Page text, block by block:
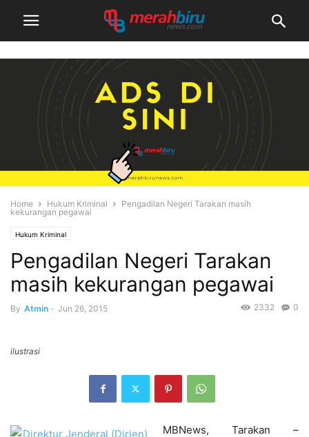
Home Hukum Kriminal
Pengadilan Negeri Tarakan masih
kekurangan pegawai
Hukum Kriminal
Pengadilan Negeri Tarakan
masih kekurangan pegawai
By Atmin - Jun 26, 2015 0
2332
ilustrasi
MBNews, Tarakan –